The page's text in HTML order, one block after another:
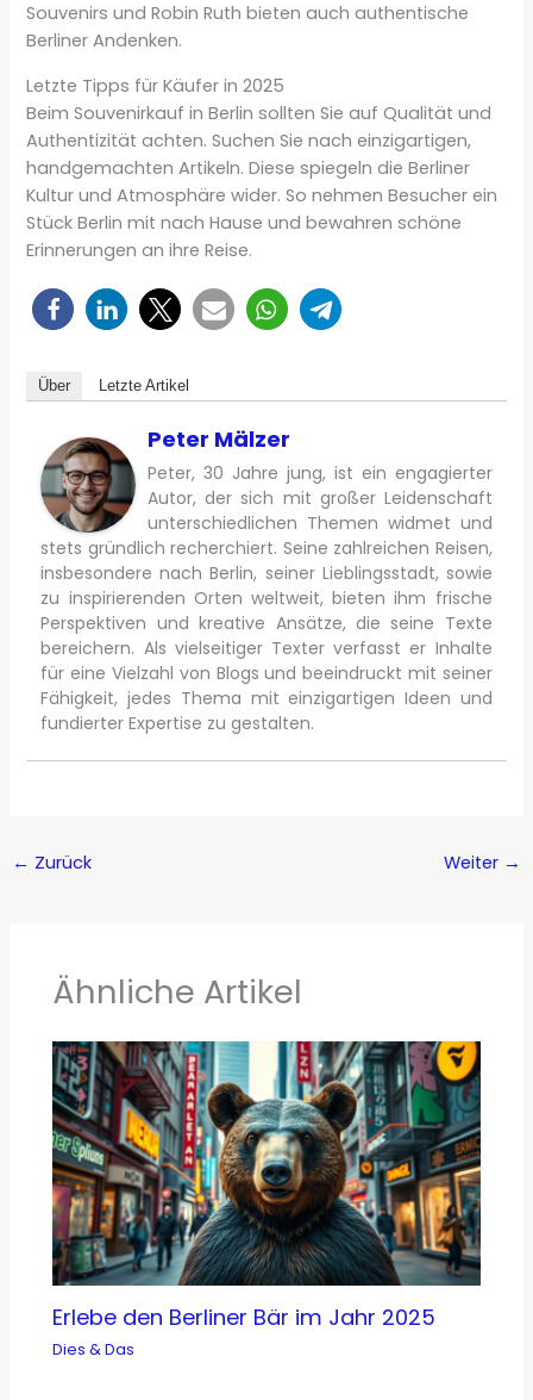
Souvenirs und Robin Ruth bieten auch authentische
Berliner Andenken.
Letzte Tipps für Käufer in 2025
Beim Souvenirkauf in Berlin sollten Sie auf Qualität und
Authentizität achten. Suchen Sie nach einzigartigen,
handgemachten Artikeln. Diese spiegeln die Berliner
Kultur und Atmosphäre wider. So nehmen Besucher ein
Stück Berlin mit nach Hause und bewahren schöne
Erinnerungen an ihre Reise.
Über Letzte Artikel
Peter Mälzer
Peter, 30 Jahre jung, ist ein engagierter
Autor, der sich mit großer Leidenschaft
unterschiedlichen Themen widmet und
stets gründlich recherchiert. Seine zahlreichen Reisen,
insbesondere nach Berlin, seiner Lieblingsstadt, sowie
zu inspirierenden Orten weltweit, bieten ihm frische
Perspektiven und kreative Ansätze, die seine Texte
bereichern. Als vielseitiger Texter verfasst er Inhalte
für eine Vielzahl von Blogs und beeindruckt mit seiner
Fähigkeit, jedes Thema mit einzigartigen Ideen und
fundierter Expertise zu gestalten.
← Zurück Weiter →
Ähnliche Artikel
Erlebe den Berliner Bär im Jahr 2025
Dies & Das